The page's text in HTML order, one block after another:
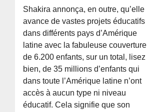
Shakira annonça, en outre, qu’elle
avance de vastes projets éducatifs
dans différents pays d’Amérique
latine avec la fabuleuse couverture
de 6.200 enfants, sur un total, lisez
bien, de 35 millions d’enfants qui
dans toute l’Amérique latine n’ont
accès à aucun type ni niveau
éducatif. Cela signifie que son